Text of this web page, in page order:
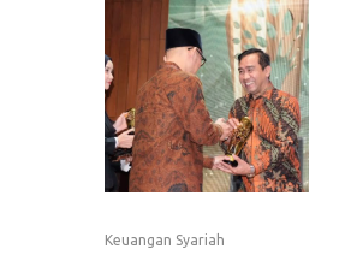
Keuangan Syariah